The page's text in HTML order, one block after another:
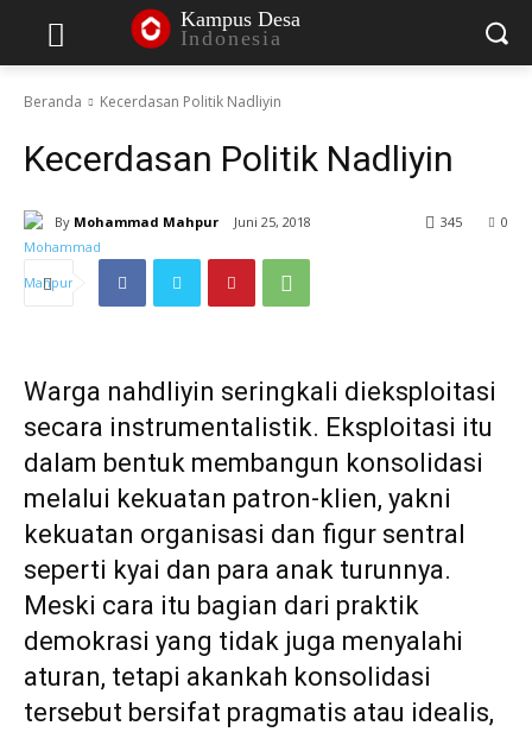
Kampus Desa
Indonesia
Beranda Kecerdasan Politik Nadliyin
Kecerdasan Politik Nadliyin
By Mohammad Mahpur Juni 25, 2018 0
345
Warga nahdliyin seringkali dieksploitasi
secara instrumentalistik. Eksploitasi itu
dalam bentuk membangun konsolidasi
melalui kekuatan patron-klien, yakni
kekuatan organisasi dan figur sentral
seperti kyai dan para anak turunnya.
Meski cara itu bagian dari praktik
demokrasi yang tidak juga menyalahi
aturan, tetapi akankah konsolidasi
tersebut bersifat pragmatis atau idealis,